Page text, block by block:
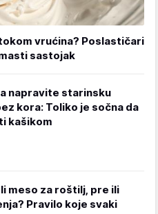
vrućina? Poslastičari
sastojak
napravite starinsku
kora: Toliko je sočna da
kašikom
meso za roštilj, pre ili
Pravilo koje svaki